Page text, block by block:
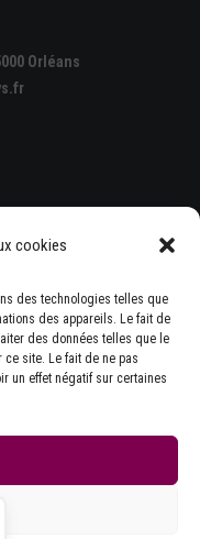
cookies
des technologies telles que
des appareils. Le fait de
des données telles que le
site. Le fait de ne pas
un effet négatif sur certaines
Orléans